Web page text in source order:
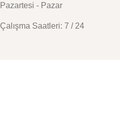
Pazartesi - Pazar
Çalışma Saatleri: 7 / 24